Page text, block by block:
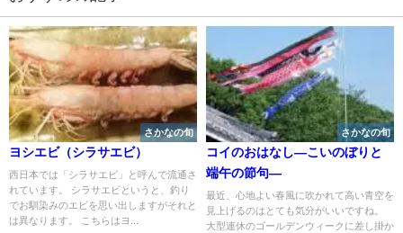
さかなの旬
ヨシエビ（シラサエビ）
西日本では「シラサエビ」と呼んで流通さ
れています。 シラサエビというと、釣り
でお馴染みのエビを思い出しますがそれと
は異なります。 こちらはヨ...
さかなの旬
コイのおはなし―こいのぼりと
端午の節句―
最近、心地よい春風に吹かれて高い青空を
見上げるのはとても気分がいいですね。
大型連休のゴールデンウィークに差し掛か